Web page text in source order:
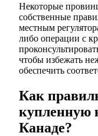
Некоторые
собственные
местным
либо операции с
чтобы избежать
обеспечить
Как
купленную
Канаде?